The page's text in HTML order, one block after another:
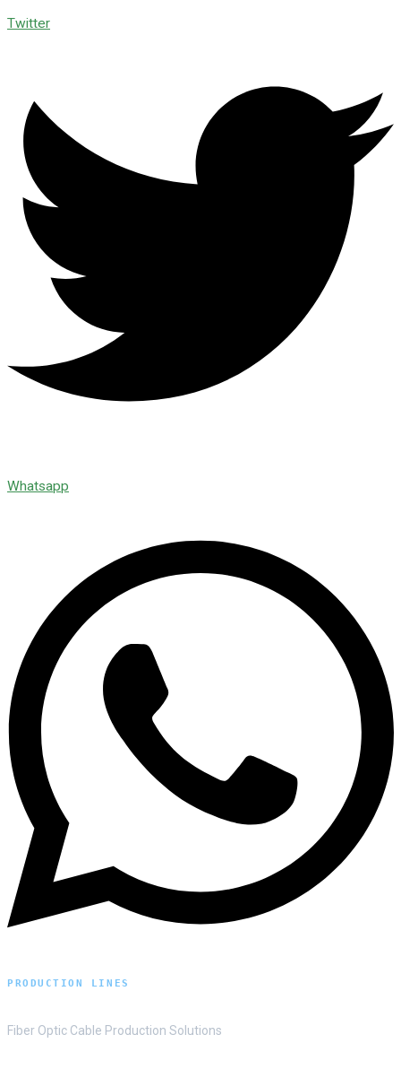
Twitter
Whatsapp
PRODUCTION LINES
Fiber Optic Cable Production Solutions